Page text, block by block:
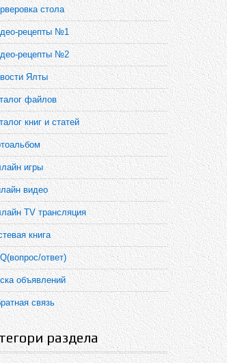
стола
рецепты №1
рецепты №2
Ялты
файлов
книг и статей
игры
видео
TV трансляция
книга
ответ)
объявлений
связь
раздела